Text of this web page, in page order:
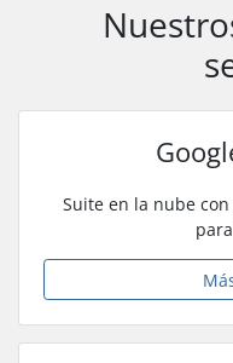
Suite en la nube